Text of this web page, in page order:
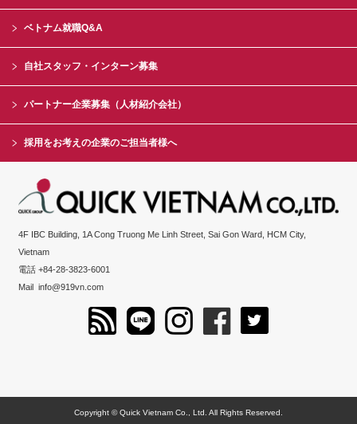
ベトナム就職Q&A
自社スタッフ・インターン募集
パートナー企業募集（人材紹介会社）
採用をお考えの企業のご担当者様へ
4F IBC Building, 1A Cong Truong Me Linh Street, Sai Gon Ward, HCM City,
Vietnam
電話 +84-28-3823-6001
Mailinfo@919vn.com
Copyright © Quick Vietnam Co., Ltd. All Rights Reserved.